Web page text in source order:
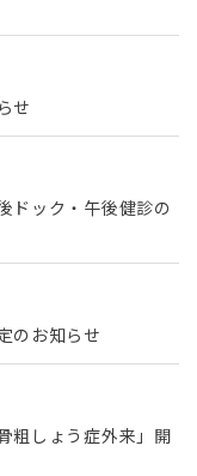
せ
ック・午後健診の
のお知らせ
粗しょう症外来」開